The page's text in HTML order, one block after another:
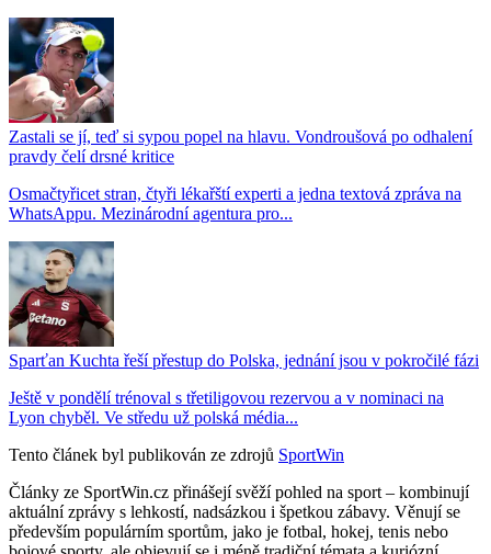
Zastali se jí, teď si sypou popel na hlavu. Vondroušová po odhalení
pravdy čelí drsné kritice
Osmačtyřicet stran, čtyři lékařští experti a jedna textová zpráva na
WhatsAppu. Mezinárodní agentura pro...
Sparťan Kuchta řeší přestup do Polska, jednání jsou v pokročilé fázi
Ještě v pondělí trénoval s třetiligovou rezervou a v nominaci na
Lyon chyběl. Ve středu už polská média...
Tento článek byl publikován ze zdrojů SportWin
Články ze SportWin.cz přinášejí svěží pohled na sport – kombinují
aktuální zprávy s lehkostí, nadsázkou i špetkou zábavy. Věnují se
především populárním sportům, jako je fotbal, hokej, tenis nebo